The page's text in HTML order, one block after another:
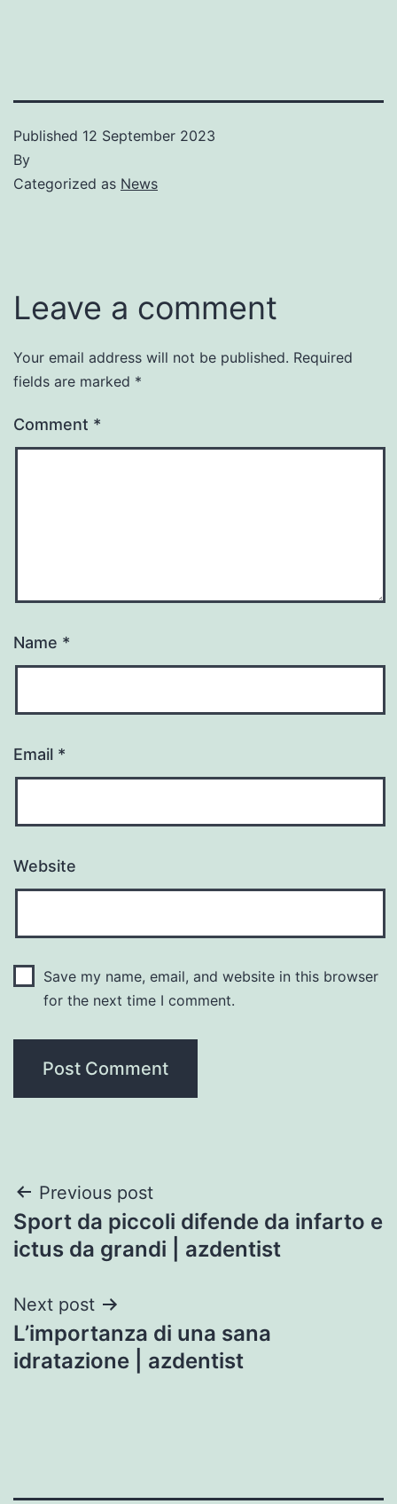
Published 12 September 2023
By
Categorized as News
Leave a comment
Your email address will not be published. Required
fields are marked *
Comment *
Name *
Email *
Website
Save my name, email, and website in this browser
for the next time I comment.
Post
navigation
Previous post
Sport da piccoli difende da infarto e
ictus da grandi | azdentist
Next post
L’importanza di una sana
idratazione | azdentist